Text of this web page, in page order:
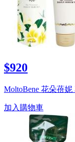
$920
MoltoBene 花朵蓓
加入購物車